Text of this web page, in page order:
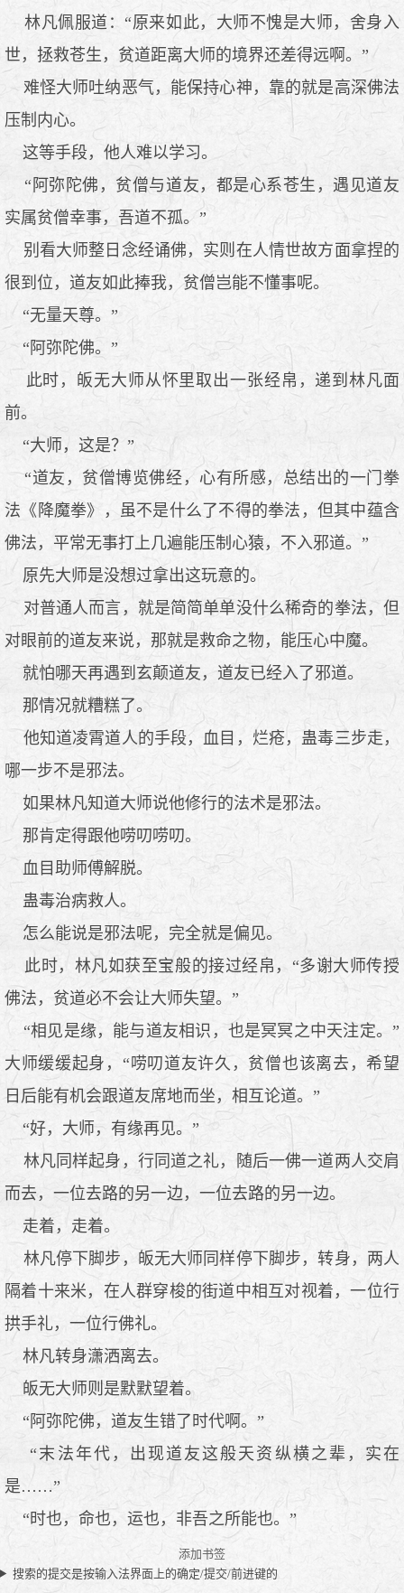
林凡佩服道：“原来如此，大师不愧是大师，舍身入
世，拯救苍生，贫道距离大师的境界还差得远啊。”
难怪大师吐纳恶气，能保持心神，靠的就是高深佛法
压制内心。
这等手段，他人难以学习。
“阿弥陀佛，贫僧与道友，都是心系苍生，遇见道友
实属贫僧幸事，吾道不孤。”
别看大师整日念经诵佛，实则在人情世故方面拿捏的
很到位，道友如此捧我，贫僧岂能不懂事呢。
“无量天尊。”
“阿弥陀佛。”
此时，皈无大师从怀里取出一张经帛，递到林凡面
前。
“大师，这是？”
“道友，贫僧博览佛经，心有所感，总结出的一门拳
法《降魔拳》，虽不是什么了不得的拳法，但其中蕴含
佛法，平常无事打上几遍能压制心猿，不入邪道。”
原先大师是没想过拿出这玩意的。
对普通人而言，就是简简单单没什么稀奇的拳法，但
对眼前的道友来说，那就是救命之物，能压心中魔。
就怕哪天再遇到玄颠道友，道友已经入了邪道。
那情况就糟糕了。
他知道凌霄道人的手段，血目，烂疮，蛊毒三步走，
哪一步不是邪法。
如果林凡知道大师说他修行的法术是邪法。
那肯定得跟他唠叨唠叨。
血目助师傅解脱。
蛊毒治病救人。
怎么能说是邪法呢，完全就是偏见。
此时，林凡如获至宝般的接过经帛，“多谢大师传授
佛法，贫道必不会让大师失望。”
“相见是缘，能与道友相识，也是冥冥之中天注定。”
大师缓缓起身，“唠叨道友许久，贫僧也该离去，希望
日后能有机会跟道友席地而坐，相互论道。”
“好，大师，有缘再见。”
林凡同样起身，行同道之礼，随后一佛一道两人交肩
而去，一位去路的另一边，一位去路的另一边。
走着，走着。
林凡停下脚步，皈无大师同样停下脚步，转身，两人
隔着十来米，在人群穿梭的街道中相互对视着，一位行
拱手礼，一位行佛礼。
林凡转身潇洒离去。
皈无大师则是默默望着。
“阿弥陀佛，道友生错了时代啊。”
“末法年代，出现道友这般天资纵横之辈，实在
是……”
“时也，命也，运也，非吾之所能也。”
添加书签
搜索的提交是按输入法界面上的确定/提交/前进键的